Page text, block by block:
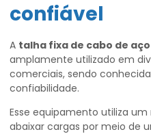
confiável
A talha fixa de cabo de aço
amplamente utilizado em
comerciais, sendo
confiabilidade.
Esse equipamento utiliza
abaixar cargas por meio de